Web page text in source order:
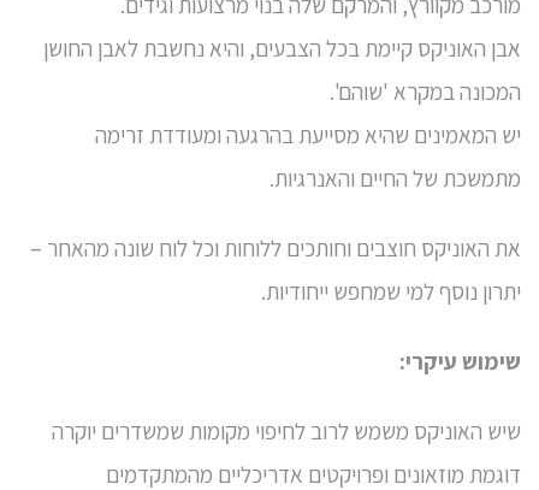
אבן האוניקס קיימת בכל הצבעים, והיא נחשבת לאבן החושן
המכונה במקרא 'שוהם'.
יש המאמינים שהיא מסייעת בהרגעה ומעודדת זרימה
מתמשכת של החיים והאנרגיות.
את האוניקס חוצבים וחותכים ללוחות וכל לוח שונה מהאחר –
יתרון נוסף למי שמחפש ייחודיות.
שימוש עיקרי:
שיש האוניקס משמש לרוב לחיפוי מקומות שמשדרים יוקרה
דוגמת מוזאונים ופרויקטים אדריכליים מהמתקדמים